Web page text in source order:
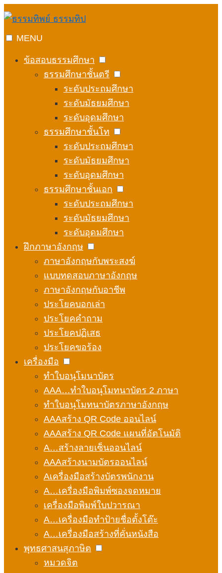
to
MENU
ข้อสอบธรรมศึกษา
ธรรมศึกษาชั้นตรี
ระดับประถมศึกษา
ระดับมัธยมศึกษา
ระดับอุดมศึกษา
ธรรมศึกษาชั้นโท
ระดับประถมศึกษา
ระดับมัธยมศึกษา
ระดับอุดมศึกษา
ธรรมศึกษาชั้นเอก
ระดับประถมศึกษา
ระดับมัธยมศึกษา
ระดับอุดมศึกษา
ฝึกภาษาอังกฤษ
ภาษาอังกฤษกับพระสงฆ์
แบบทดสอบภาษาอังกฤษ
ภาษาอังกฤษกับอาชีพ
ประโยคบอกเล่า
ประโยคคำถาม
ประโยคปฏิเสธ
ประโยคขอร้อง
เครื่องมือ
ทำใบอนุโมนาบัตร
AAA…ทำใบอนุโมทนาบัตร 2 ภาษา
ทำใบอนุโมทนาบัตรภาษาอังกฤษ
AAAสร้าง QR Code ออนไลน์
AAAสร้าง QR Code แผนที่อัตโนมัติ
A…สร้างลายเซ็นออนไลน์
AAAสร้างนามบัตรออนไลน์
Aเครื่องมือสร้างบัตรพนักงาน
A…เครื่องมือพิมพ์ซองจดหมาย
เครื่องมือพิมพ์ใบปวารณา
A…เครื่องมือทำป้ายชื่อตั้งโต๊ะ
A…เครื่องมือสร้างที่คั่นหนังสือ
พุทธศาสนสุภาษิต
หมวดจิต